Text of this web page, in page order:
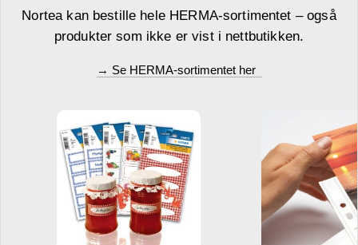
Nortea kan bestille hele HERMA-sortimentet – også
produkter som ikke er vist i nettbutikken.
→ Se HERMA-sortimentet her